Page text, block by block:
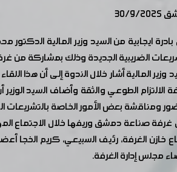
2025
ايجابية من السيد وزير المالية
الضريبية الجديدة وذلك بمشاركة
وزير المالية أشار خلال الندوة إلى أن هذا
الالتزام الطوعي والثقة وأضاف السيد
ومناقشة بعض الأمور الخاصة بالتشريعات
غرفة صناعة دمشق وريفها خلال الاجتماع
خازن الغرفة، رئيف السبيعي، كريم الخجا
مجلس إدارة الغرفة.